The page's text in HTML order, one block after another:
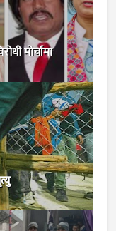
मोर्चामा